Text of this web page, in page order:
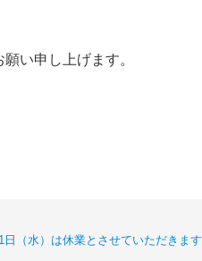
い申し上げます。
日（水）は休業とさせていただきます